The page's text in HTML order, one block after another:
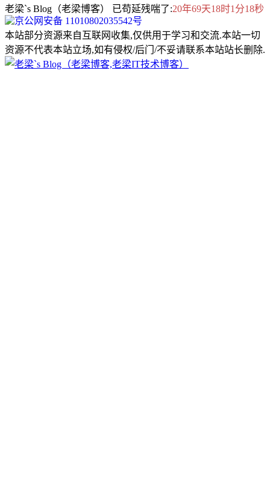
老梁`s Blog（老梁博客） 已苟延残喘了:20年69天18时1分19秒
京公网安备 11010802035542号
本站部分资源来自互联网收集,仅供用于学习和交流.本站一切
资源不代表本站立场,如有侵权/后门/不妥请联系本站站长删除.